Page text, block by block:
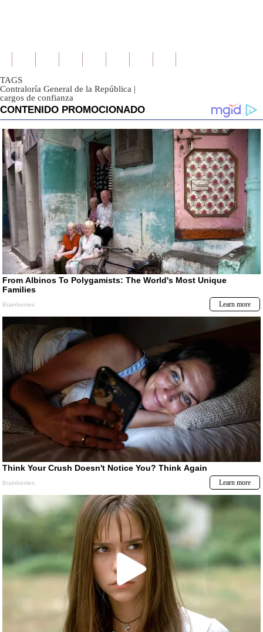
TAGS
Contraloría General de la República |
cargos de confianza